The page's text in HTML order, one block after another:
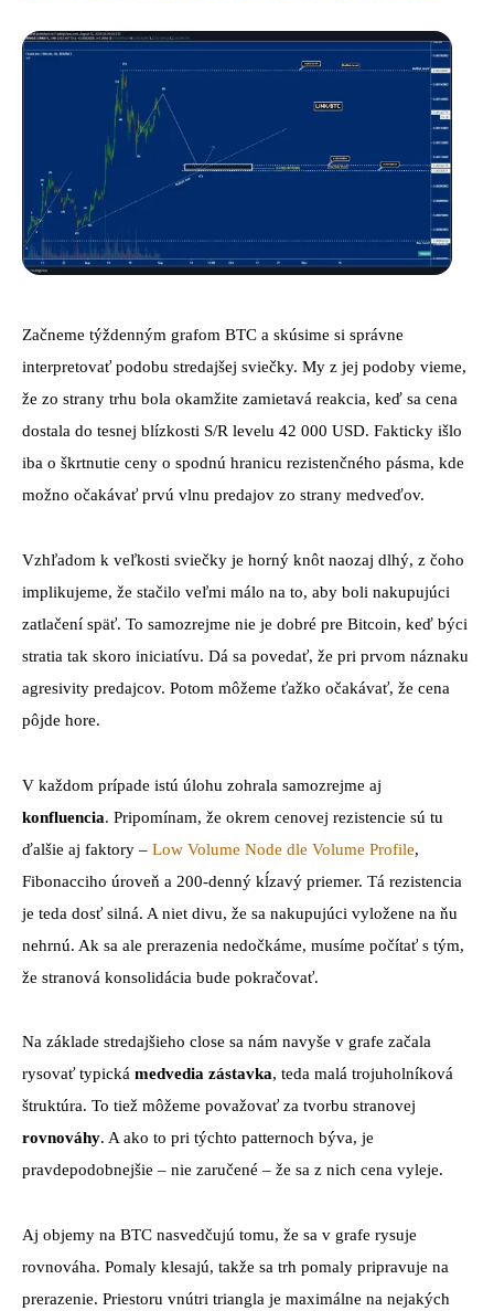
Začneme týždenným grafom BTC a skúsime si správne
interpretovať podobu stredajšej sviečky. My z jej podoby vieme,
že zo strany trhu bola okamžite zamietavá reakcia, keď sa cena
dostala do tesnej blízkosti S/R levelu 42 000 USD. Fakticky išlo
iba o škrtnutie ceny o spodnú hranicu rezistenčného pásma, kde
možno očakávať prvú vlnu predajov zo strany medveďov.
Vzhľadom k veľkosti sviečky je horný knôt naozaj dlhý, z čoho
implikujeme, že stačilo veľmi málo na to, aby boli nakupujúci
zatlačení späť. To samozrejme nie je dobré pre Bitcoin, keď býci
stratia tak skoro iniciatívu. Dá sa povedať, že pri prvom náznaku
agresivity predajcov. Potom môžeme ťažko očakávať, že cena
pôjde hore.
V každom prípade istú úlohu zohrala samozrejme aj
konfluencia. Pripomínam, že okrem cenovej rezistencie sú tu
ďalšie aj faktory – Low Volume Node dle Volume Profile,
Fibonacciho úroveň a 200-denný kĺzavý priemer. Tá rezistencia
je teda dosť silná. A niet divu, že sa nakupujúci vyložene na ňu
nehrnú. Ak sa ale prerazenia nedočkáme, musíme počítať s tým,
že stranová konsolidácia bude pokračovať.
Na základe stredajšieho close sa nám navyše v grafe začala
rysovať typická medvedia zástavka, teda malá trojuholníková
štruktúra. To tiež môžeme považovať za tvorbu stranovej
rovnováhy. A ako to pri týchto patternoch býva, je
pravdepodobnejšie – nie zaručené – že sa z nich cena vyleje.
Aj objemy na BTC nasvedčujú tomu, že sa v grafe rysuje
rovnováha. Pomaly klesajú, takže sa trh pomaly pripravuje na
prerazenie. Priestoru vnútri triangla je maximálne na nejakých